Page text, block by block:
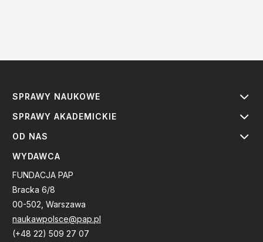
SPRAWY NAUKOWE
SPRAWY AKADEMICKIE
OD NAS
WYDAWCA
FUNDACJA PAP
Bracka 6/8
00-502, Warszawa
naukawpolsce@pap.pl
(+48 22) 509 27 07